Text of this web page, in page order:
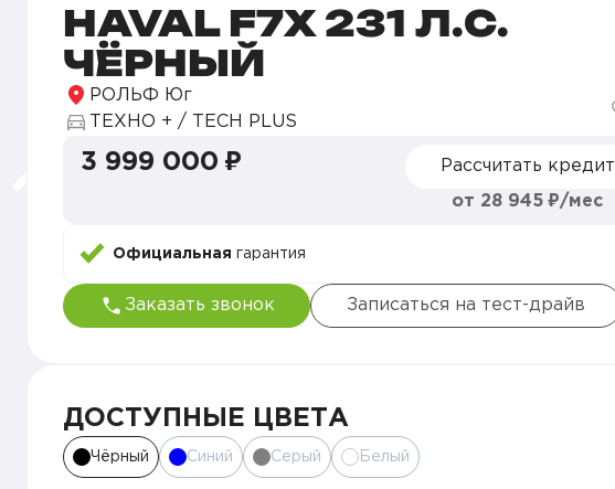
HAVAL F7X 231 Л.С.
ЧЁРНЫЙ
РОЛЬФ Юг
ТЕХНО + / TECH PLUS
3 999 000 ₽ Рассчитать кредит
от 28 945 ₽/мес
Официальная гарантия
Заказать звонок Записаться на тест-драйв
ДОСТУПНЫЕ ЦВЕТА
Чёрный Синий Серый Белый